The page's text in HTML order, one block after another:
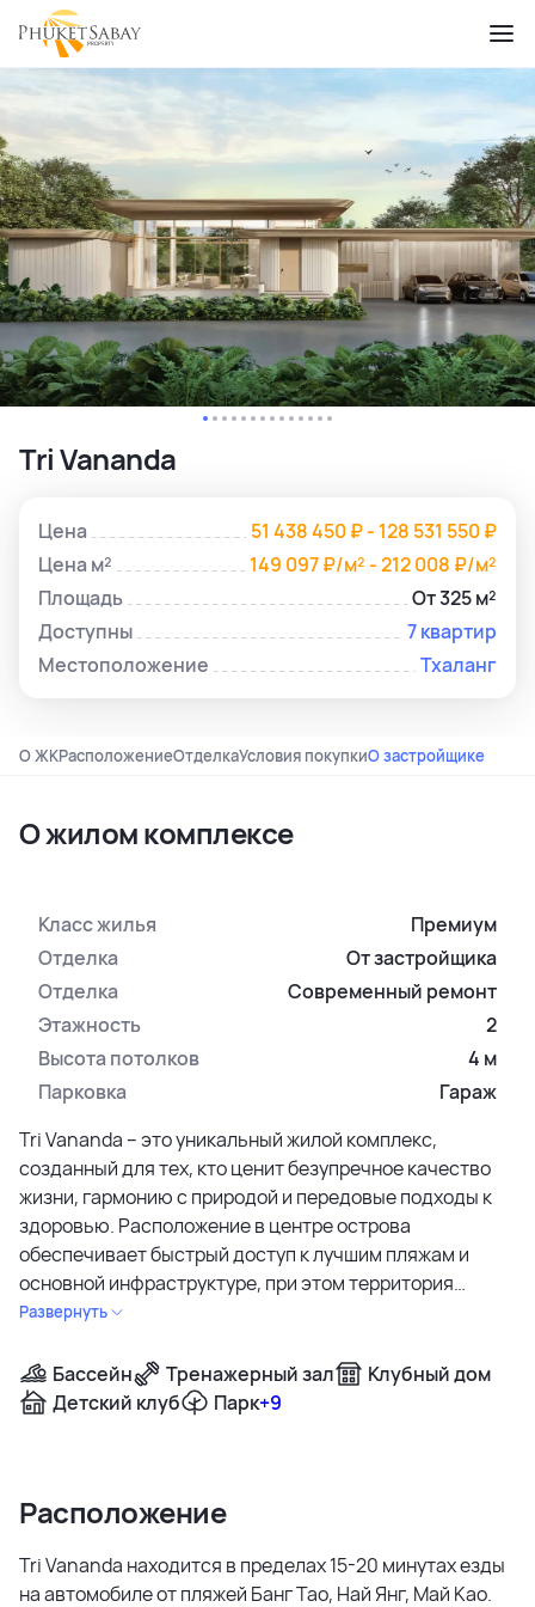
Tri Vananda
Цена
51 438 450 ₽ - 128 531 550 ₽
Цена м²
149 097 ₽/м² - 212 008 ₽/м²
Площадь
От 325 м²
Доступны
7 квартир
Местоположение
Тхаланг
О ЖКРасположениеОтделкаУсловия покупкиО застройщике
О жилом комплексе
Класс жилья
Премиум
Отделка
От застройщика
Отделка
Современный ремонт
Этажность
2
Высота потолков
4 м
Парковка
Гараж
Tri Vananda – это уникальный жилой комплекс,
созданный для тех, кто ценит безупречное качество
жизни, гармонию с природой и передовые подходы к
здоровью. Расположение в центре острова
обеспечивает быстрый доступ к лучшим пляжам и
основной инфраструктуре, при этом территория
комплекса представляет собой огромный парк с
садом. Это первый в регионе проект, интегрированный
с медицинским курортом знаменитого швейцарского
для здорового образа жизни. Здесь расположены
рестораны, включая отмеченный звездой Michelin
ресторан Jampa. Инфраструктура построена вокруг
Развернуть
Бассейн Тренажерный зал
Клубный дом
Детский клуб
Парк+9
Расположение
Tri Vananda находится в пределах 15-20 минутах езды
на автомобиле от пляжей Банг Тао, Най Янг, Май Као.